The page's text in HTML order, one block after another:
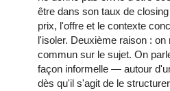
être dans son taux de
prix, l'offre et le contexte
l'isoler. Deuxième raison : on
commun sur le sujet. On
façon informelle — autour
dès qu'il s'agit de le